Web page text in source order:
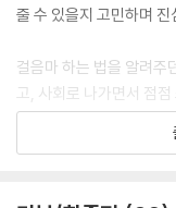
-내일로 미루어도 좋은
에필로그
해 강렬한 명언이 또 있
대항해야 해. 그렇지 않
든. 우리가 시간에 속절없
야겠다고 마음먹을 때인
겠다고 생각한 것들은 결
줄 수 있을지 고민하며
걸음마 하는 법을 알려주
고, 사회로 나가면서 점
정에서 부모로서 마음은
줄 수 없기에, 언젠가는